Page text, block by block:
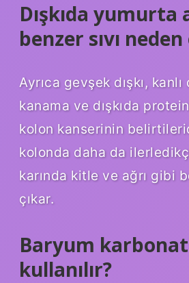
Dışkıda yumurta
benzer sıvı
Ayrıca gevşek dışkı, kanlı
kanama ve dışkıda
kolon kanserinin
kolonda daha da
karında kitle ve ağrı gibi
çıkar.
Baryum
kullanılır?